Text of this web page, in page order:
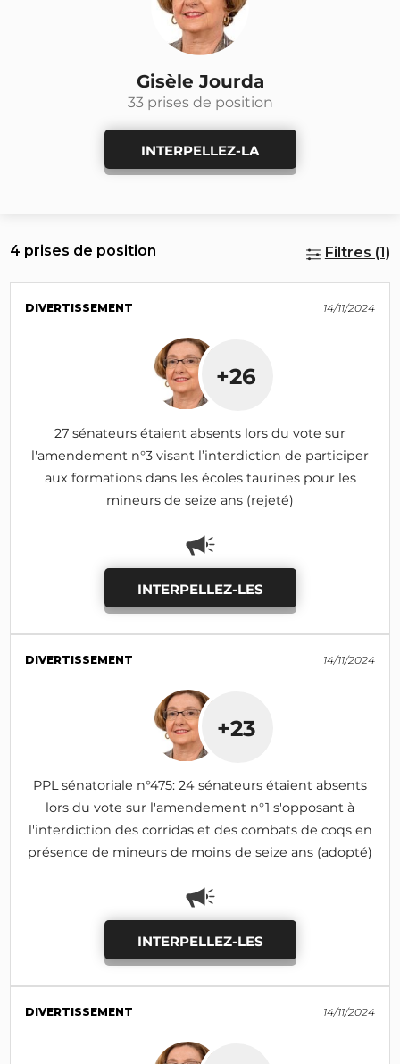
Gisèle Jourda
33 prises de position
INTERPELLEZ-LA
4 prises de position Filtres (1)
DIVERTISSEMENT 14/11/2024
+26
27 sénateurs étaient absents lors du vote sur
l'amendement n°3 visant l’interdiction de participer
aux formations dans les écoles taurines pour les
mineurs de seize ans (rejeté)
INTERPELLEZ-LES
DIVERTISSEMENT 14/11/2024
+23
PPL sénatoriale n°475: 24 sénateurs étaient absents
lors du vote sur l'amendement n°1 s'opposant à
l'interdiction des corridas et des combats de coqs en
présence de mineurs de moins de seize ans (adopté)
INTERPELLEZ-LES
DIVERTISSEMENT 14/11/2024